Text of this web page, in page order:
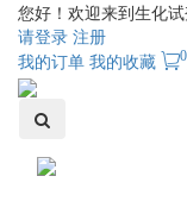
您好！欢迎来到生化
请登录 注册
我的订单 我的收藏 0